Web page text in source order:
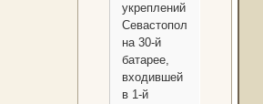
укреплений
Севастополя
на 30-й
батарее,
входившей
в 1-й